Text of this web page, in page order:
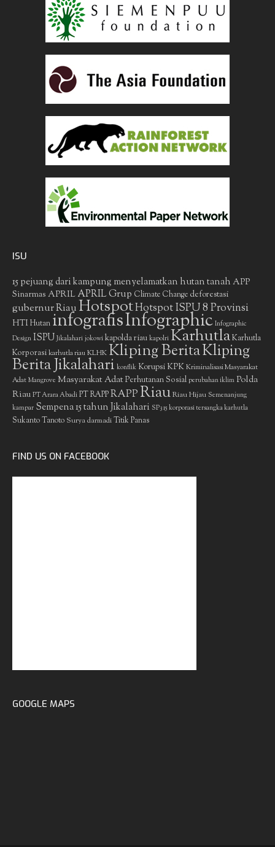
ISU
15 pejuang dari kampung menyelamatkan hutan tanah APP
Sinarmas APRIL APRIL Grup Climate Change deforestasi
gubernur RiauHotspotHotspot ISPU 8 Provinsi
HTIHutan infografisInfographic Infographic
Design ISPU Jikalahari jokowi kapolda riau kapolri KarhutlaKarhutla
Korporasikarhutla riauKLHKKliping BeritaKliping
Berita Jikalahari konflik Korupsi KPKKriminalisasi Masyarakat
Adat Mangrove Masyarakat AdatPerhutanan Sosial perubahan iklim Polda
Riau PT Arara Abadi PT RAPPRAPPRiauRiau Hijau Semenanjung
kampar Sempena 15 tahun Jikalahari SP3 15 korporasi tersangka karhutla
Sukanto Tanoto Surya darmadiTitik Panas
FIND US ON FACEBOOK
GOOGLE MAPS